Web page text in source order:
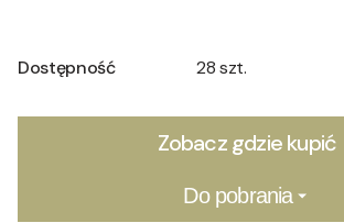
Dostępność 28 szt.
Zobacz gdzie kupić
Do pobrania